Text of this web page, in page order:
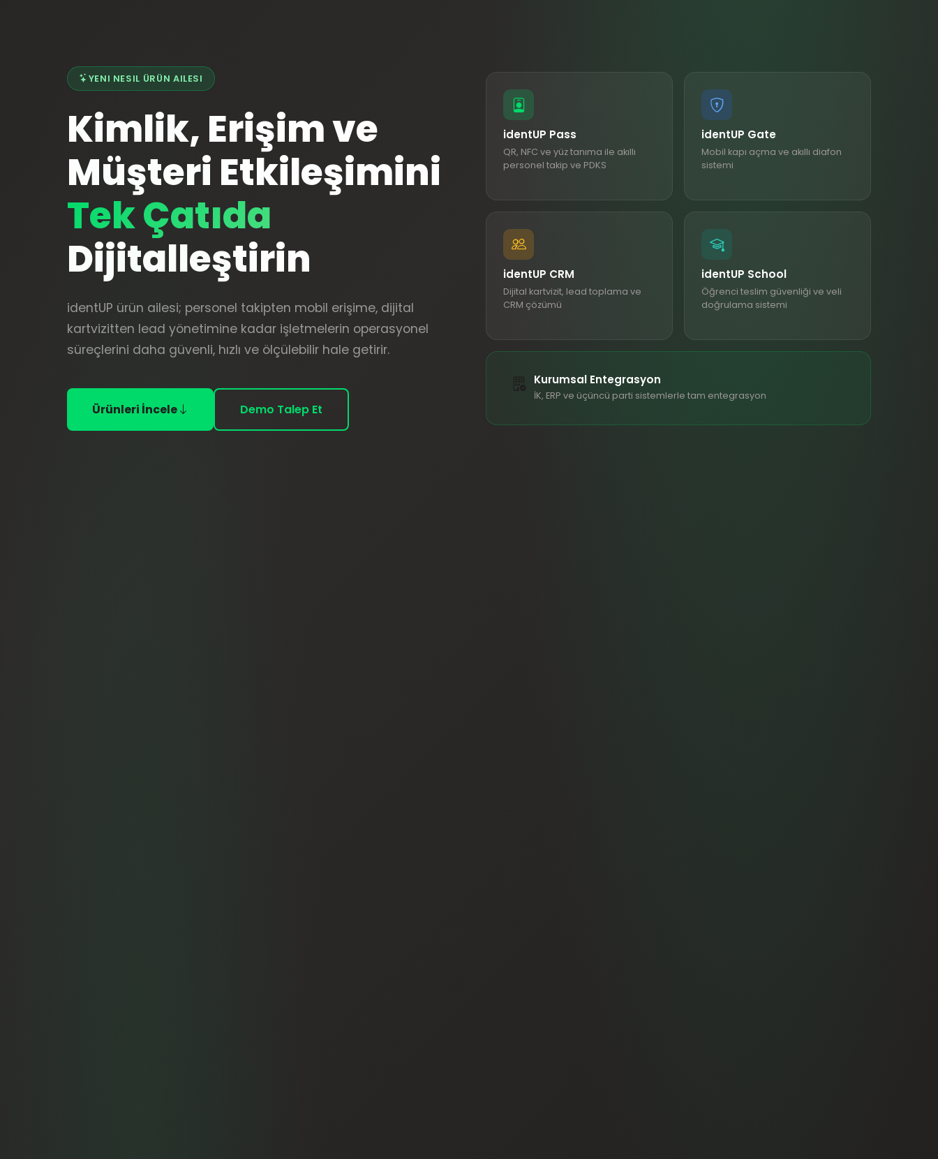
YENI NESIL ÜRÜN AILESI
Kimlik, Erişim ve
Müşteri Etkileşimini
Tek Çatıda
Dijitalleştirin
identUP ürün ailesi; personel takipten mobil erişime, dijital
kartvizitten lead yönetimine kadar işletmelerin operasyonel
süreçlerini daha güvenli, hızlı ve ölçülebilir hale getirir.
Ürünleri İncele Demo Talep Et
identUP Pass
QR, NFC ve yüz tanıma ile akıllı
personel takip ve PDKS
identUP Gate
Mobil kapı açma ve akıllı diafon
sistemi
identUP CRM
Dijital kartvizit, lead toplama ve
CRM çözümü
identUP School
Öğrenci teslim güvenliği ve veli
doğrulama sistemi
Kurumsal Entegrasyon
İK, ERP ve üçüncü parti sistemlerle tam entegrasyon